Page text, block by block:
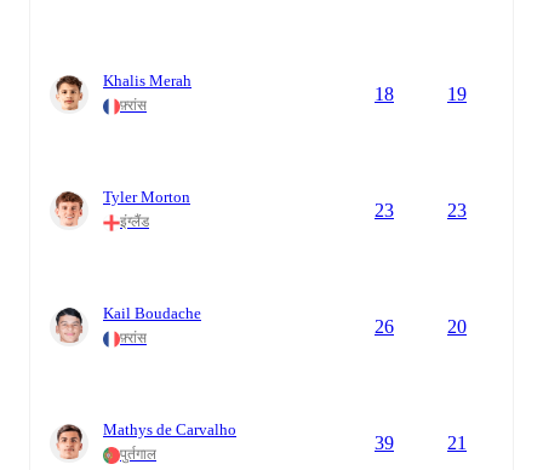
Khalis Merah
फ़्रांस
18 19
Tyler Morton
इंग्लैंड
23 23
Kail Boudache
फ़्रांस
26 20
Mathys de Carvalho
पुर्तगाल
39 21